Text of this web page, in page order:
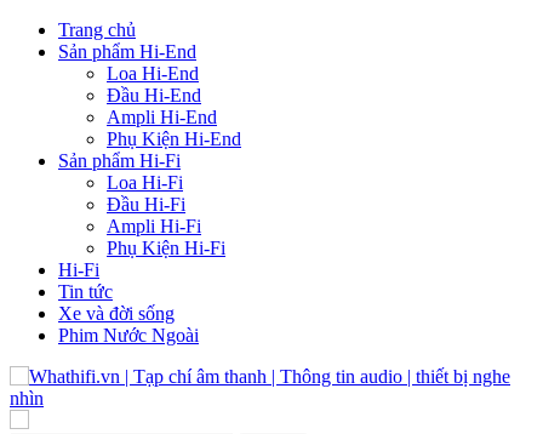
Trang chủ
Sản phẩm Hi-End
Loa Hi-End
Đầu Hi-End
Ampli Hi-End
Phụ Kiện Hi-End
Sản phẩm Hi-Fi
Loa Hi-Fi
Đầu Hi-Fi
Ampli Hi-Fi
Phụ Kiện Hi-Fi
Hi-Fi
Tin tức
Xe và đời sống
Phim Nước Ngoài